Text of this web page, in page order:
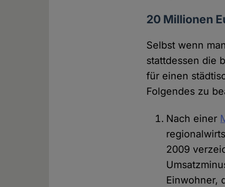
20 Millionen
Selbst wenn
stattdessen die
für einen
Folgendes zu
Nach einer
2009
Einwohner,